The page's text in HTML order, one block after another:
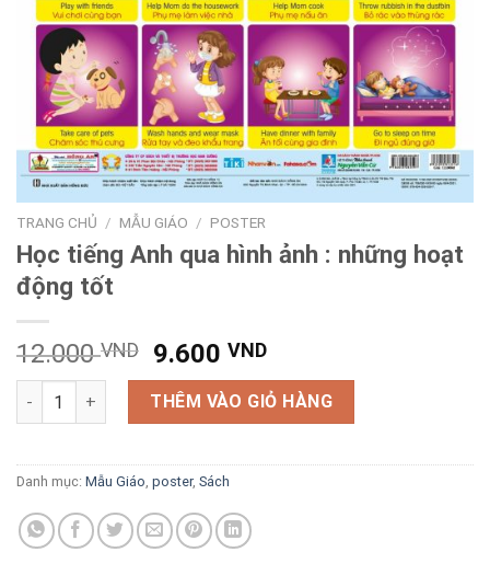
TRANG CHỦ / MẪU GIÁO / POSTER
Học tiếng Anh qua hình ảnh : những hoạt
động tốt
12.000VND
Giá
gốc
là:
12.000 VND.
9.600VNDGiá
hiện
tại
là:
9.600 VND.
Học tiếng Anh qua hình ảnh : những hoạt động tốt số lượng
THÊM VÀO GIỎ HÀNG
Danh mục: Mẫu Giáo poster, Sách